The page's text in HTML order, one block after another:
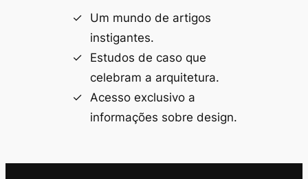
Um mundo de artigos
instigantes.
Estudos de caso que
celebram a arquitetura.
Acesso exclusivo a
informações sobre design.